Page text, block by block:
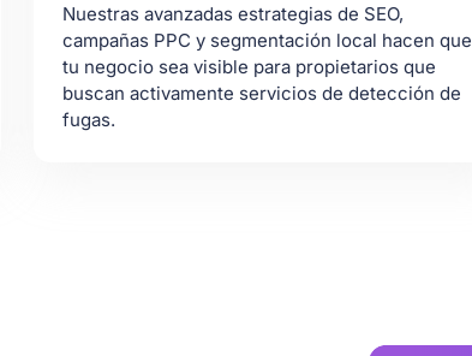
Nuestras avanzadas estrategias de SEO,
campañas PPC y segmentación local hacen que
tu negocio sea visible para propietarios que
buscan activamente servicios de detección de
fugas.